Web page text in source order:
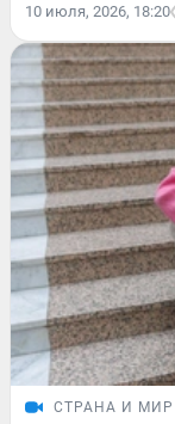
10 июля, 2026, 18:20
СТРАНА И МИР